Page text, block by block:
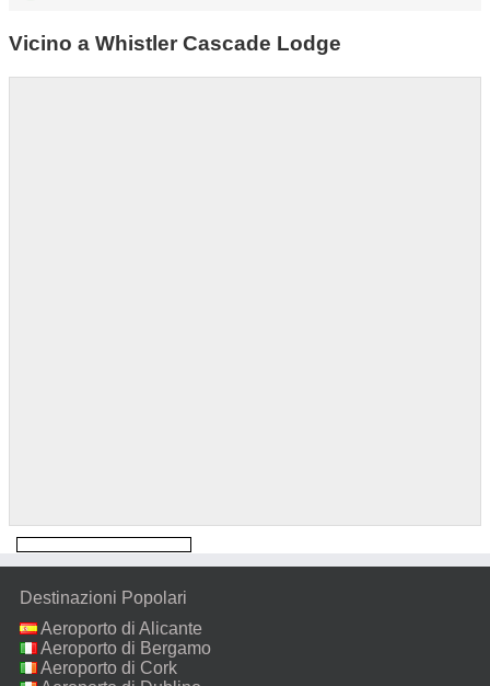
Vicino a Whistler Cascade Lodge
Destinazioni Popolari
Aeroporto di Alicante
Aeroporto di Bergamo
Aeroporto di Cork